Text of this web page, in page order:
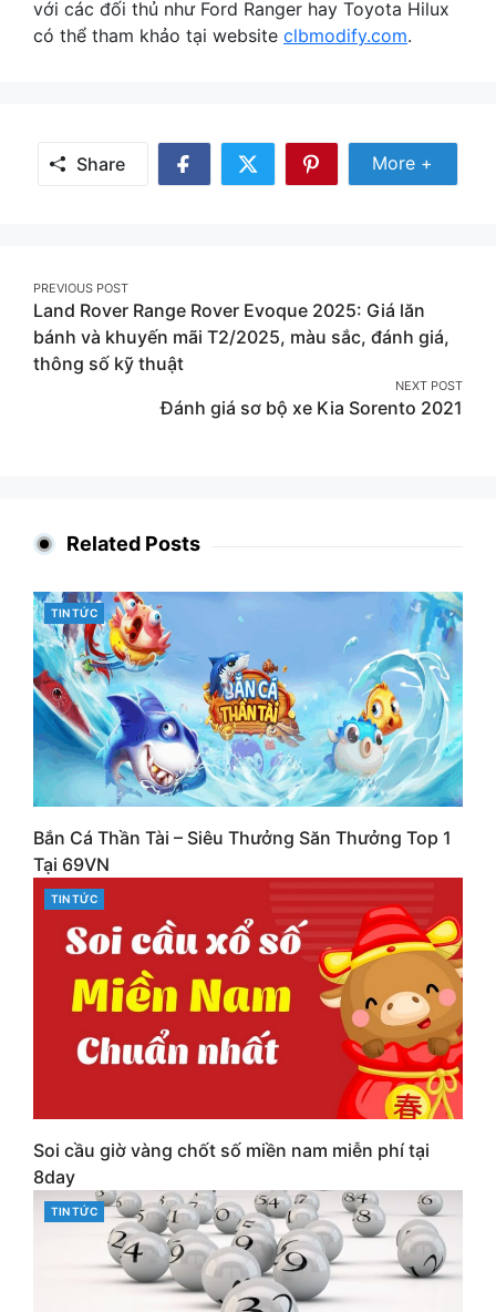
với các đối thủ như Ford Ranger hay Toyota Hilux
có thể tham khảo tại website clbmodify.com.
Share
Share
Share
Share
More +
Post
navigation
PREVIOUS POST
Land Rover Range Rover Evoque 2025: Giá lăn
bánh và khuyến mãi T2/2025, màu sắc, đánh giá,
thông số kỹ thuật
NEXT POST
Đánh giá sơ bộ xe Kia Sorento 2021
Related Posts
CATEGORIES
TIN TỨC
Bắn Cá Thần Tài – Siêu Thưởng Săn Thưởng Top 1
Tại 69VN
CATEGORIES
TIN TỨC
Soi cầu giờ vàng chốt số miền nam miễn phí tại
8day
CATEGORIES
TIN TỨC